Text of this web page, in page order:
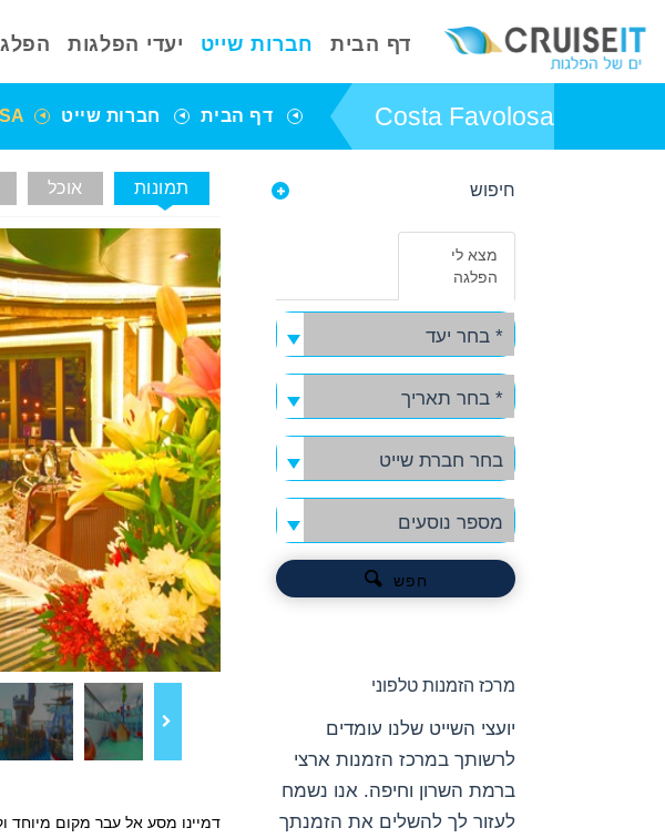
דף הבית חברות שייט יעדי הפלגות
Costa Favolosa דף הבית חברות שייט
חיפוש
מצא לי
הפלגה
* בחר יעד
* בחר תאריך
בחר חברת שייט
מספר נוסעים
חפש
מרכז הזמנות טלפוני
יועצי השייט שלנו עומדים
לרשותך במרכז הזמנות ארצי
ברמת השרון וחיפה. אנו נשמח
לעזור לך להשלים את הזמנתך
אנטר כדי לדלג
תמונות אוכל
דמיינו מסע אל עבר מקום מיוחד